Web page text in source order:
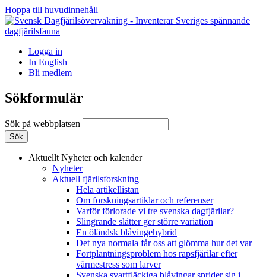
Hoppa till huvudinnehåll
Logga in
In English
Bli medlem
Sökformulär
Sök på webbplatsen
Aktuellt Nyheter och kalender
Nyheter
Aktuell fjärilsforskning
Hela artikellistan
Om forskningsartiklar och referenser
Varför förlorade vi tre svenska dagfjärilar?
Slingrande slåtter ger större variation
En öländsk blåvingehybrid
Det nya normala får oss att glömma hur det var
Fortplantningsproblem hos rapsfjärilar efter
värmestress som larver
Svenska svartfläckiga blåvingar sprider sig i